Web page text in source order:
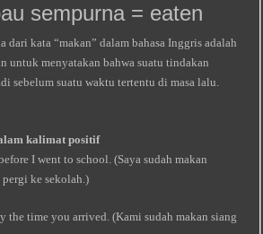
sempurna = eaten
dari kata “makan” dalam bahasa Inggris adalah
untuk menyatakan bahwa suatu tindakan
sebelum suatu waktu tertentu di masa lalu.
kalimat positif
I went to school. (Saya sudah makan
pergi ke sekolah.)
the time you arrived. (Kami sudah makan siang